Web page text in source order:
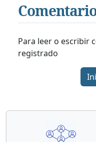
Para leer o escribir
registrado